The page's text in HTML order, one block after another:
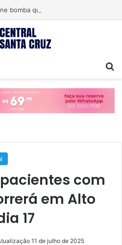
com
em Alto
17
11 de julho de 2025